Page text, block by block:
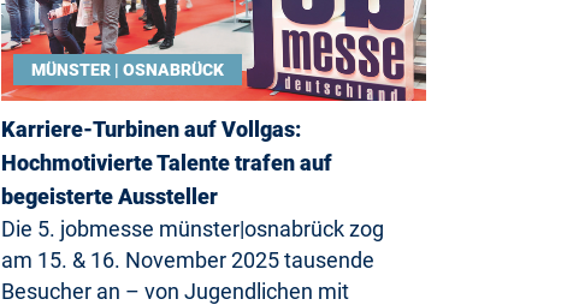
MÜNSTER | OSNABRÜCK
Karriere-Turbinen auf Vollgas:
Hochmotivierte Talente trafen auf
begeisterte Aussteller
Die 5. jobmesse münster|osnabrück zog
am 15. & 16. November 2025 tausende
Besucher an – von Jugendlichen mit